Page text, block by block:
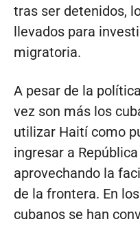
tras ser detenidos,
llevados para
migratoria.
A pesar de la
vez son más los
utilizar Haití como
ingresar a
aprovechando la
de la frontera. En
cubanos se han